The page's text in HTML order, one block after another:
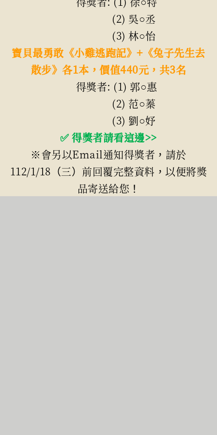
(2) 吳○丞
(3) 林○怡
寶貝最勇敢《小雞逃跑記》+《兔子先生去
散步》各1本，價值440元，共3名
得獎者: (1) 郭○惠
(2) 范○蓁
(3) 劉○妤
✅ 得獎者請看這邊>>
※會另以Email通知得獎者，請於
112/1/18 （三）前回覆完整資料，以便將獎
品寄送給您！